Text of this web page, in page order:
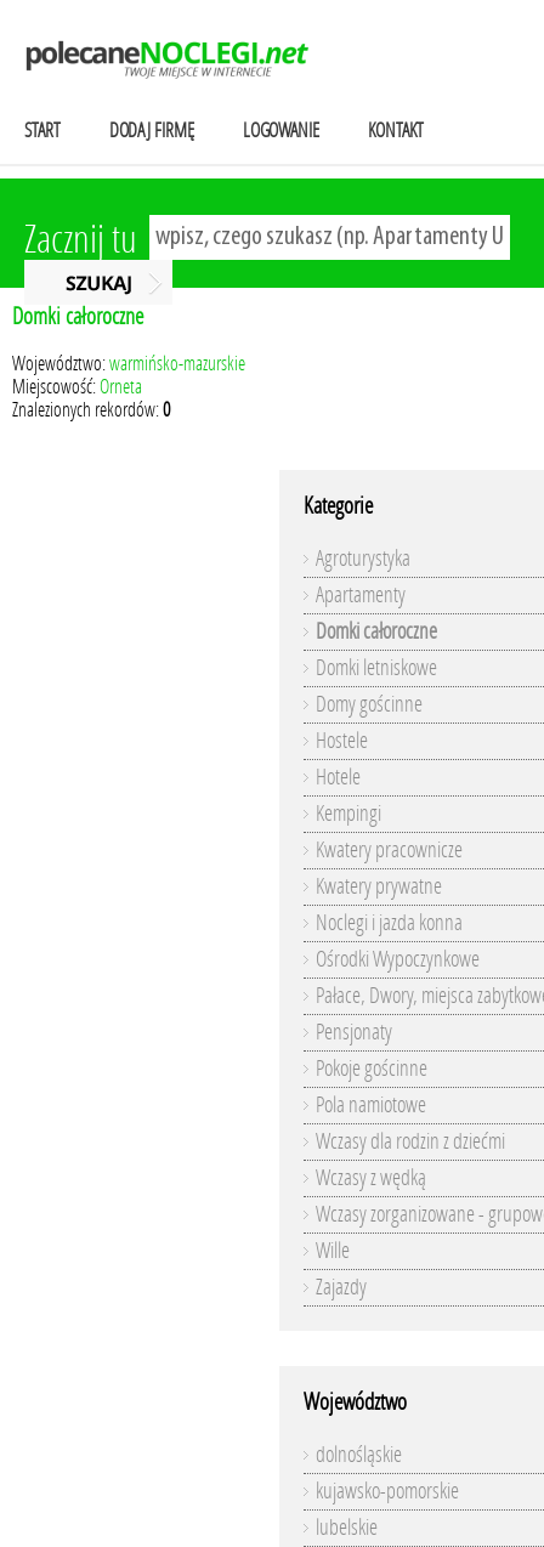
START DODAJ FIRMĘ LOGOWANIE KONTAKT
Zacznij tu
Domki całoroczne
Województwo:warmińsko-mazurskie
Miejscowość:Orneta
Znalezionych rekordów:0
Kategorie
Agroturystyka
Apartamenty
Domki całoroczne
Domki letniskowe
Domy gościnne
Hostele
Hotele
Kempingi
Kwatery pracownicze
Kwatery prywatne
Noclegi i jazda konna
Ośrodki Wypoczynkowe
Pałace, Dwory, miejsca
Pensjonaty
Pokoje gościnne
Pola namiotowe
Wczasy dla rodzin z dziećmi
Wczasy z wędką
Wczasy zorganizowane -
Wille
Zajazdy
Województwo
dolnośląskie
kujawsko-pomorskie
lubelskie